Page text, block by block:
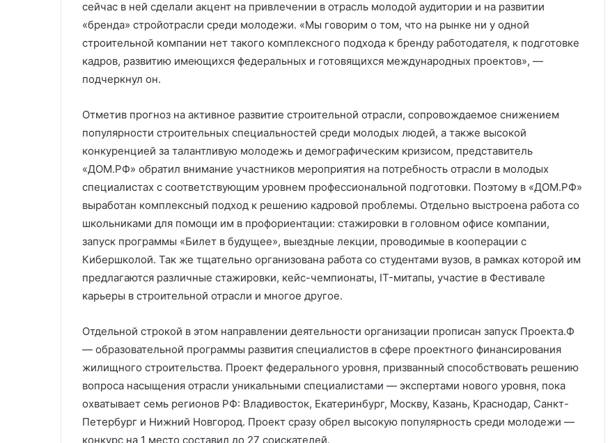
сейчас в ней сделали акцент на привлечении в отрасль молодой аудитории и на развитии
«бренда» стройотрасли среди молодежи. «Мы говорим о том, что на рынке ни у одной
строительной компании нет такого комплексного подхода к бренду работодателя, к подготовке
кадров, развитию имеющихся федеральных и готовящихся международных проектов», —
подчеркнул он.
Отметив прогноз на активное развитие строительной отрасли, сопровождаемое снижением
популярности строительных специальностей среди молодых людей, а также высокой
конкуренцией за талантливую молодежь и демографическим кризисом, представитель
«ДОМ.РФ» обратил внимание участников мероприятия на потребность отрасли в молодых
специалистах с соответствующим уровнем профессиональной подготовки. Поэтому в «ДОМ.РФ»
выработан комплексный подход к решению кадровой проблемы. Отдельно выстроена работа со
школьниками для помощи им в профориентации: стажировки в головном офисе компании,
запуск программы «Билет в будущее», выездные лекции, проводимые в кооперации с
Кибершколой. Так же тщательно организована работа со студентами вузов, в рамках которой им
предлагаются различные стажировки, кейс-чемпионаты, IT-митапы, участие в Фестивале
карьеры в строительной отрасли и многое другое.
Отдельной строкой в этом направлении деятельности организации прописан запуск Проекта.Ф
— образовательной программы развития специалистов в сфере проектного финансирования
жилищного строительства. Проект федерального уровня, призванный способствовать решению
вопроса насыщения отрасли уникальными специалистами — экспертами нового уровня, пока
охватывает семь регионов РФ: Владивосток, Екатеринбург, Москву, Казань, Краснодар, Санкт-
Петербург и Нижний Новгород. Проект сразу обрел высокую популярность среди молодежи —
конкурс на 1 место составил до 27 соискателей.